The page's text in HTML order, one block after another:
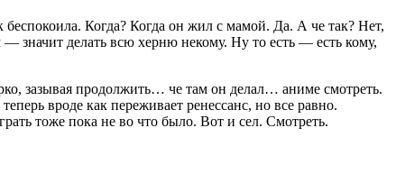
беспокоила. Когда? Когда он жил с мамой. Да. А че так? Нет,
значит делать всю херню некому. Ну то есть — есть кому,
зазывая продолжить… че там он делал… аниме смотреть.
вроде как переживает ренессанс, но все равно.
тоже пока не во что было. Вот и сел. Смотреть.